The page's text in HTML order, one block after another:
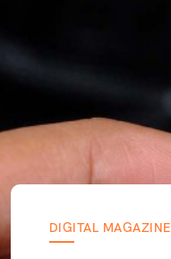
DIGITAL MAGAZINE